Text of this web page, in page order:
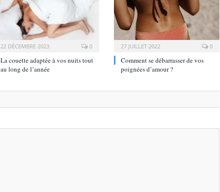
22 DÉCEMBRE 2023 0
La couette adaptée à vos nuits tout
au long de l’année
27 JUILLET 2022 0
Comment se débarrasser de vos
poignées d’amour ?